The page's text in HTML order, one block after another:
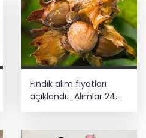
Fındık alım fiyatları
açıklandı... Alımlar 24
Ağustos'ta başlıyor